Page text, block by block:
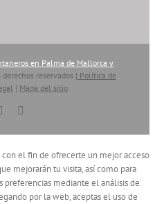
en Palma de Mallorca y
reservados | Política de
| Mapa del sitio
YouTube
el fin de ofrecerte un mejor acceso
mejorarán tu visita, así como para
mediante el análisis de
por la web, aceptas el uso de